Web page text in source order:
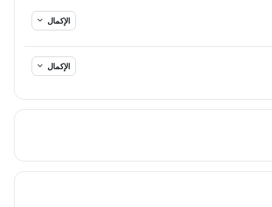
الإكمال
الإكمال